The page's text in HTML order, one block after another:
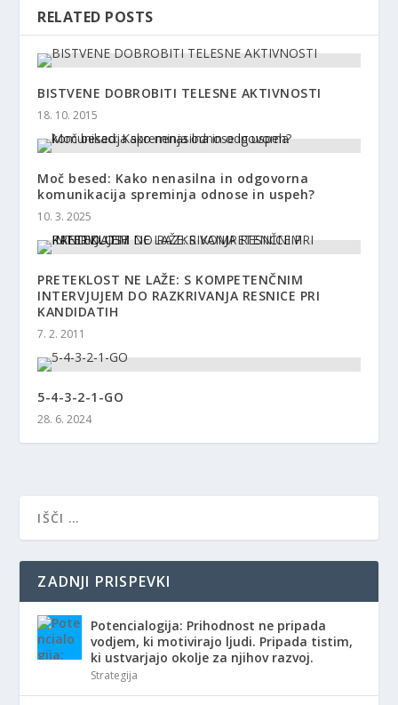
RELATED POSTS
BISTVENE DOBROBITI TELESNE AKTIVNOSTI
18. 10. 2015
Moč besed: Kako nenasilna in odgovorna
komunikacija spreminja odnose in uspeh?
10. 3. 2025
PRETEKLOST NE LAŽE: S KOMPETENČNIM
INTERVJUJEM DO RAZKRIVANJA RESNICE PRI
KANDIDATIH
7. 2. 2011
5-4-3-2-1-GO
28. 6. 2024
ZADNJI PRISPEVKI
Potencialogija: Prihodnost ne pripada
vodjem, ki motivirajo ljudi. Pripada tistim,
ki ustvarjajo okolje za njihov razvoj.
Strategija